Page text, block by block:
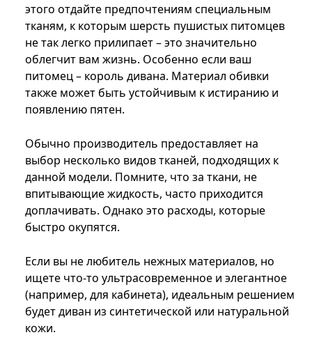
этого отдайте предпочтениям специальным
тканям, к которым шерсть пушистых питомцев
не так легко прилипает – это значительно
облегчит вам жизнь. Особенно если ваш
питомец – король дивана. Материал обивки
также может быть устойчивым к истиранию и
появлению пятен.
Обычно производитель предоставляет на
выбор несколько видов тканей, подходящих к
данной модели. Помните, что за ткани, не
впитывающие жидкость, часто приходится
доплачивать. Однако это расходы, которые
быстро окупятся.
Если вы не любитель нежных материалов, но
ищете что-то ультрасовременное и элегантное
(например, для кабинета), идеальным решением
будет диван из синтетической или натуральной
кожи.